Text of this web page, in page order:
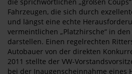
Fahrzeugen, die sich durch
und längst eine echte
vermeintlichen „Platzhirsche“ in
darstellen. Einen regelrechten
Autobauer von der direkten
2011 stellte der VW-
bei der Inaugenscheinnahme eines